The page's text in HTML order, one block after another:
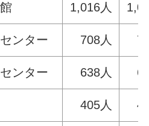
1,016人
ンター 708人
ンター 638人
405人